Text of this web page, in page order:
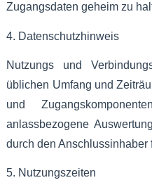
Zugangsdaten geheim zu
4. Datenschutzhinweis
Nutzungs und
üblichen Umfang und
und
anlassbezogene
durch den Anschlussinhaber
5. Nutzungszeiten